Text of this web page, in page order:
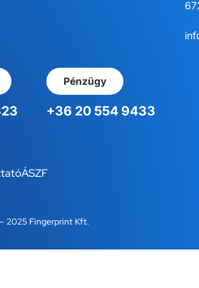
Pénzügy
+36 20 554 9433
2025 Fingerprint Kft.
ÁSZF